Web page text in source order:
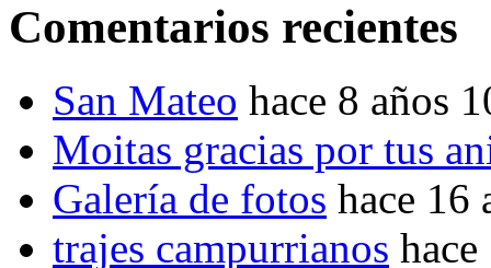
Comentarios recientes
San Mateo hace 8 años
Moitas gracias por tus
Galería de fotos hace 16
trajes campurrianos